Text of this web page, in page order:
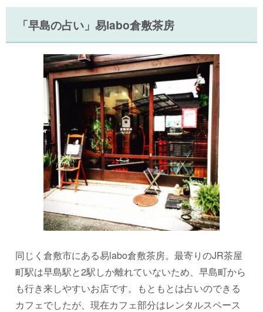
「早島の占い」易labo倉敷茶房
同じく倉敷市にある易labo倉敷茶房。最寄りのJR茶屋
町駅は早島駅と2駅しか離れていないため、早島町から
も行き来しやすいお店です。もともとは占いのできる
カフェでしたが、現在カフェ部分はレンタルスペース